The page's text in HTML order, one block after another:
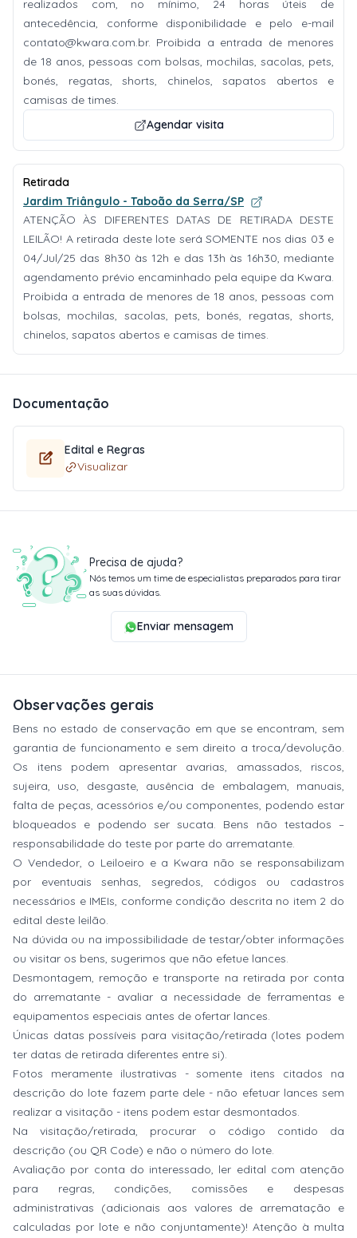
realizados com, no mínimo, 24 horas úteis de
antecedência, conforme disponibilidade e pelo e-mail
contato@kwara.com.br. Proibida a entrada de menores
de 18 anos, pessoas com bolsas, mochilas, sacolas, pets,
bonés, regatas, shorts, chinelos, sapatos abertos e
camisas de times.
Agendar visita
Retirada
Jardim Triângulo - Taboão da Serra/SP
ATENÇÃO ÀS DIFERENTES DATAS DE RETIRADA DESTE
LEILÃO! A retirada deste lote será SOMENTE nos dias 03 e
04/Jul/25 das 8h30 às 12h e das 13h às 16h30, mediante
agendamento prévio encaminhado pela equipe da Kwara.
Proibida a entrada de menores de 18 anos, pessoas com
bolsas, mochilas, sacolas, pets, bonés, regatas, shorts,
chinelos, sapatos abertos e camisas de times.
Documentação
Edital e Regras
Visualizar
Precisa de ajuda?
Nós temos um time de especialistas preparados para tirar
as suas dúvidas.
Enviar mensagem
Observações gerais
Bens no estado de conservação em que se encontram, sem
garantia de funcionamento e sem direito a troca/devolução.
Os itens podem apresentar avarias, amassados, riscos,
sujeira, uso, desgaste, ausência de embalagem, manuais,
falta de peças, acessórios e/ou componentes, podendo estar
bloqueados e podendo ser sucata. Bens não testados –
responsabilidade do teste por parte do arrematante.
O Vendedor, o Leiloeiro e a Kwara não se responsabilizam
por eventuais senhas, segredos, códigos ou cadastros
necessários e IMEIs, conforme condição descrita no item 2 do
edital deste leilão.
Na dúvida ou na impossibilidade de testar/obter informações
ou visitar os bens, sugerimos que não efetue lances.
Desmontagem, remoção e transporte na retirada por conta
do arrematante - avaliar a necessidade de ferramentas e
equipamentos especiais antes de ofertar lances.
Únicas datas possíveis para visitação/retirada (lotes podem
ter datas de retirada diferentes entre si).
Fotos meramente ilustrativas - somente itens citados na
descrição do lote fazem parte dele - não efetuar lances sem
realizar a visitação - itens podem estar desmontados.
Na visitação/retirada, procurar o código contido da
descrição (ou QR Code) e não o número do lote.
Avaliação por conta do interessado, ler edital com atenção
para regras, condições, comissões e despesas
administrativas (adicionais aos valores de arrematação e
calculadas por lote e não conjuntamente)! Atenção à multa